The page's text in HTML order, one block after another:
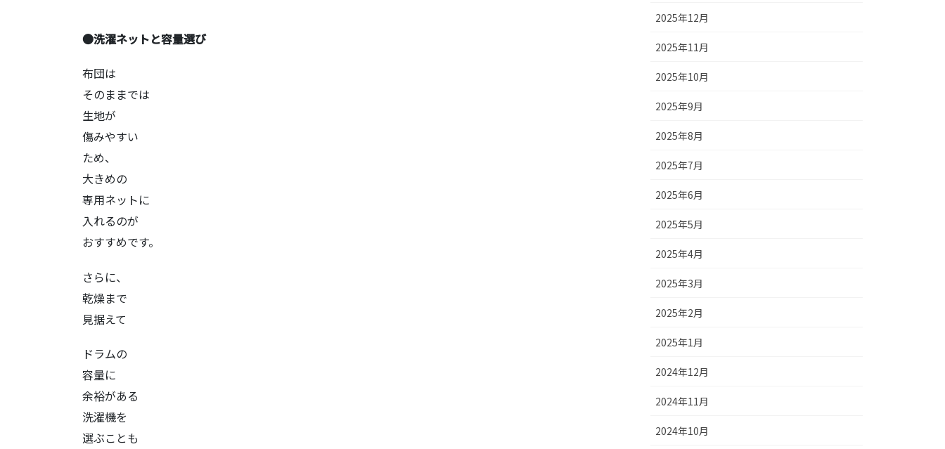
●洗濯ネットと容量選び
布団は
そのままでは
生地が
傷みやすい
ため、
大きめの
専用ネットに
入れるのが
おすすめです。
さらに、
乾燥まで
見据えて
ドラムの
容量に
余裕がある
洗濯機を
選ぶことも
2025年12月
2025年11月
2025年10月
2025年9月
2025年8月
2025年7月
2025年6月
2025年5月
2025年4月
2025年3月
2025年2月
2025年1月
2024年12月
2024年11月
2024年10月